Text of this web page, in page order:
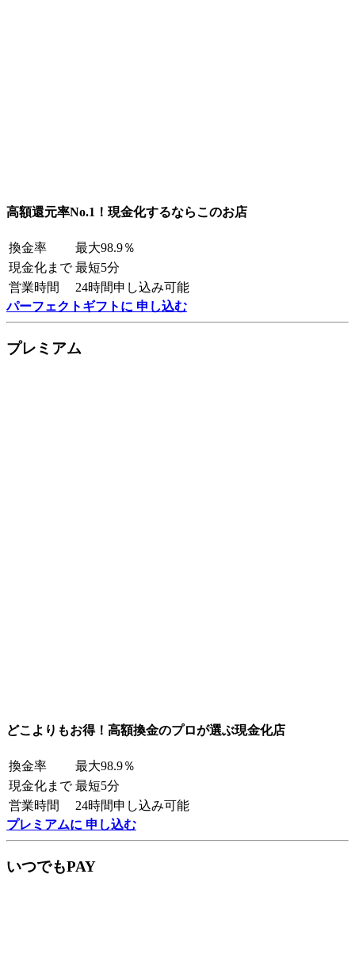
高額還元率No.1！現金化するならこのお店
換金率
最大98.9％
現金化まで 最短5分
営業時間
24時間申し込み可能
パーフェクトギフトに 申し込む
プレミアム
どこよりもお得！高額換金のプロが選ぶ現金化店
換金率
最大98.9％
現金化まで 最短5分
営業時間
24時間申し込み可能
プレミアムに 申し込む
いつでもPAY